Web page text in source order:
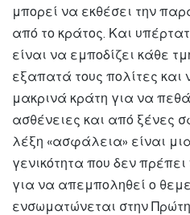
μπορεί να εκθέσει την
από το κράτος. Και
είναι να εμποδίζει κάθε
εξαπατά τους πολίτες και
μακρινά κράτη για να
ασθένειες και από ξένες
λέξη «ασφάλεια» είναι
γενικότητα που δεν
για να απεμποληθεί ο
ενσωματώνεται στην